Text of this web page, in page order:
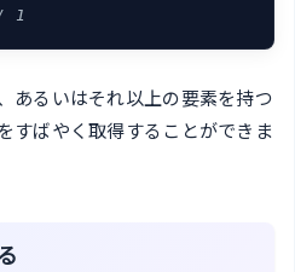
1
あるいはそれ以上の要素を持つ
すばやく取得することができま